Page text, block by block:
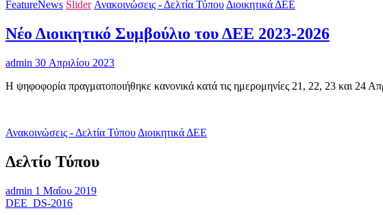
FeatureNews Slider Ανακοινώσεις - Δελτία Τύπου Διοικητικά ΔΕΕ
Νέο Διοικητικό Συμβούλιο του ΔΕΕ 2023-2026
admin 30 Απριλίου 2023
Η ψηφοφορία πραγματοποιήθηκε κανονικά κατά τις ημερομηνίες 21, 22, 23 και 24
Ανακοινώσεις - Δελτία Τύπου Διοικητικά ΔΕΕ
Δελτίο Τύπου
admin 1 Μαΐου 2019
DEE_DS-2016